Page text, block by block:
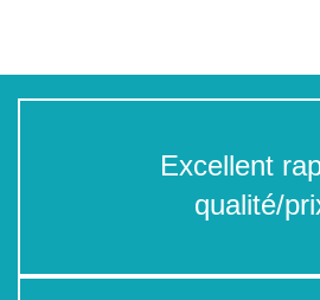
Excellent
qualité/